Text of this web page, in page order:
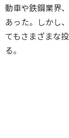
動車や鉄鋼業界
あった。しかし
てもさまざまな
る。